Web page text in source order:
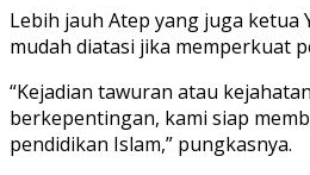
Lebih jauh Atep yang juga ketua
mudah diatasi jika memperkuat
“Kejadian tawuran atau
berkepentingan, kami siap
pendidikan Islam,” pungkasnya.